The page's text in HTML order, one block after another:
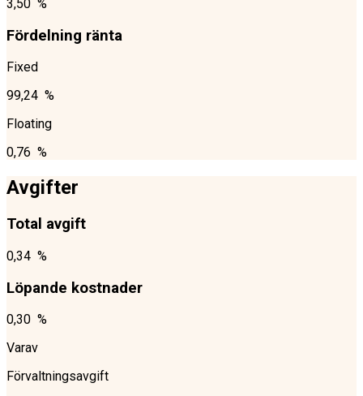
3,50 %
Fördelning ränta
Fixed
99,24 %
Floating
0,76 %
Avgifter
Total avgift
0,34 %
Löpande kostnader
0,30 %
Varav
Förvaltningsavgift